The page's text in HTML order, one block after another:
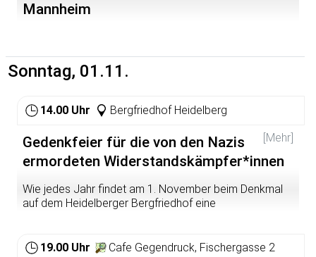
Alle Einnahmen dienen zur Unterstützung der
Mannheim
Mannheim
Syndikat der FAU (Freie Arbeiterinnen- und Arbeiter-
Union). Mitglieder des Syndikats stellen ihre
Gewerkschaftsarbeit in der Tradition des
Anarchosyndikalismus zur Diskussion und präsentieren
Mehr Infos unter fau-mannheim.de
Sonntag, 01.11.
14.00 Uhr Bergfriedhof Heidelberg
[Mehr]
Gedenkfeier für die von den Nazis
ermordeten Widerstandskämpfer*innen
Wie jedes Jahr findet am 1. November beim Denkmal
auf dem Heidelberger Bergfriedhof eine
wurden. Organisiert wird die Veranstaltung von der
19.00 Uhr Cafe Gegendruck, Fischergasse 2